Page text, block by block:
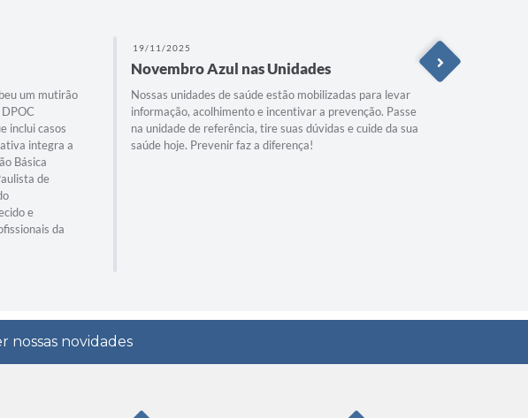
um mutirão
inclui casos
integra a
Básica
de
e
da
19/11/2025
Novembro Azul nas Unidades
Nossas unidades de saúde estão mobilizadas para levar
informação, acolhimento e incentivar a prevenção. Passe
na unidade de referência, tire suas dúvidas e cuide da sua
saúde hoje. Prevenir faz a diferença!
nossas novidades